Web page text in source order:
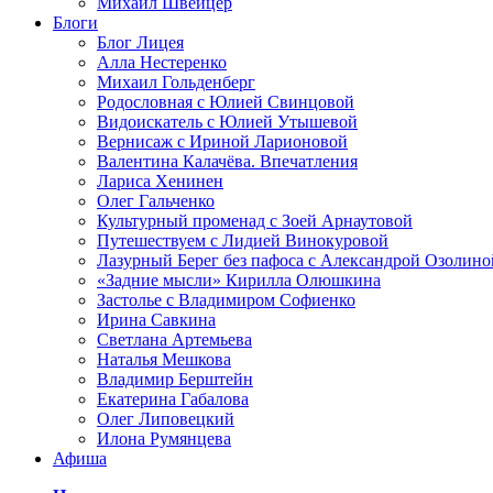
Блоги
Блог Лицея
Алла Нестеренко
Михаил Гольденберг
Родословная с Юлией Свинцовой
Видоискатель с Юлией Утышевой
Вернисаж с Ириной Ларионовой
Валентина Калачёва. Впечатления
Лариса Хенинен
Олег Гальченко
Культурный променад с Зоей Арнаутовой
Путешествуем с Лидией Винокуровой
Лазурный Берег без пафоса с Александрой
«Задние мысли» Кирилла Олюшкина
Застолье с Владимиром Софиенко
Ирина Савкина
Светлана Артемьева
Наталья Мешкова
Владимир Берштейн
Екатерина Габалова
Олег Липовецкий
Илона Румянцева
Афиша